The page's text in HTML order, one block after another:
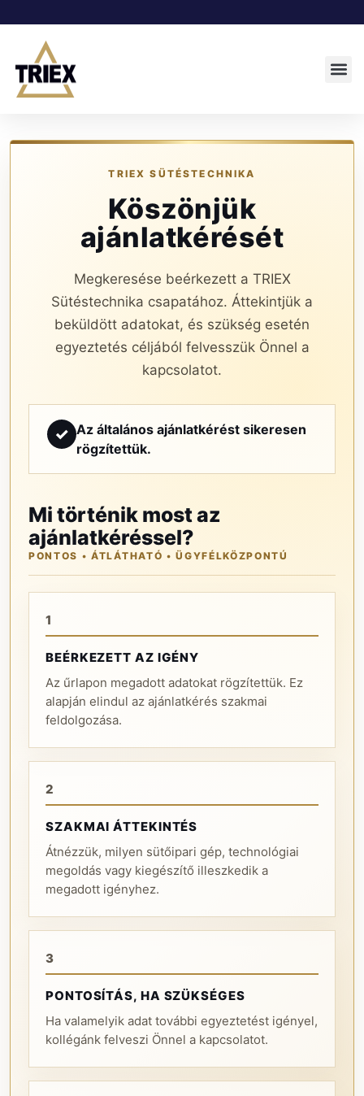
TRIEX SÜTÉSTECHNIKA
Köszönjük
ajánlatkérését
Megkeresése beérkezett a TRIEX
Sütéstechnika csapatához. Áttekintjük a
beküldött adatokat, és szükség esetén
egyeztetés céljából felvesszük Önnel a
kapcsolatot.
✓ Az általános ajánlatkérést sikeresen
rögzítettük.
Mi történik most az
ajánlatkéréssel?
PONTOS • ÁTLÁTHATÓ • ÜGYFÉLKÖZPONTÚ
1
BEÉRKEZETT AZ IGÉNY
Az űrlapon megadott adatokat rögzítettük. Ez
alapján elindul az ajánlatkérés szakmai
feldolgozása.
2
SZAKMAI ÁTTEKINTÉS
Átnézzük, milyen sütőipari gép, technológiai
megoldás vagy kiegészítő illeszkedik a
megadott igényhez.
3
PONTOSÍTÁS, HA SZÜKSÉGES
Ha valamelyik adat további egyeztetést igényel,
kollégánk felveszi Önnel a kapcsolatot.